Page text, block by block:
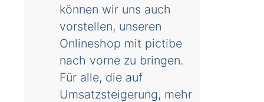
können wir uns auch
vorstellen, unseren
Onlineshop mit pictibe
nach vorne zu bringen.
Für alle, die auf
Umsatzsteigerung, mehr